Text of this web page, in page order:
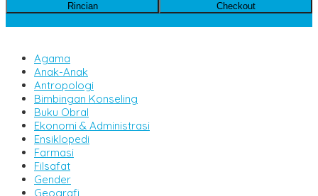
Rincian
Checkout
Agama
Anak-Anak
Antropologi
Bimbingan Konseling
Buku Obral
Ekonomi & Administrasi
Ensiklopedi
Farmasi
Filsafat
Gender
Geografi